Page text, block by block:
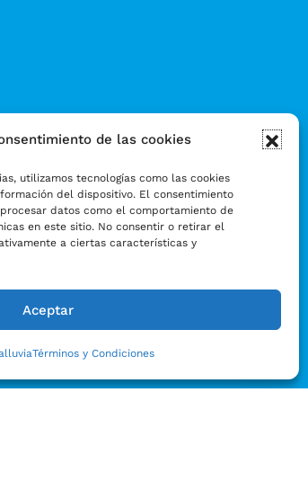
de las cookies
utilizamos tecnologías como las cookies
del dispositivo. El consentimiento
datos como el comportamiento de
en este sitio. No consentir o retirar el
a ciertas características y
Aceptar
Términos y Condiciones